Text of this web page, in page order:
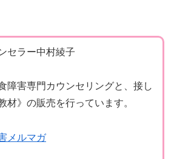
セラー中村綾子
障害専門カウンセリングと、接し
材》の販売を行っています。
メルマガ